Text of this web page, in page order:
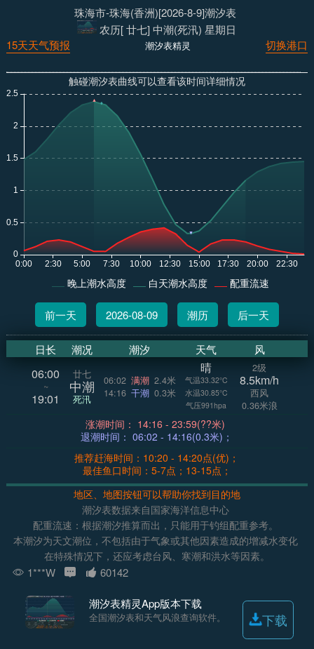
珠海市-珠海(香洲)[2026-8-9]潮汐表
农历[ 廿七] 中潮(死汛) 星期日
切换港口
潮汐表精灵
15天天气预报
触碰潮汐表曲线可以查看该时间详细情况
晚上潮水高度 白天潮水高度 配重流速
前一天 2026-08-09 潮历 后一天
日长 潮况 潮汐 天气 风
06:00
~
19:01
廿七
中潮
死汛
06:02 满潮 2.4米
14:16 干潮 0.3米
晴
气温33.32°C
水温30.85°C
气压991hpa
2级
8.5km/h
西风
0.36米浪
涨潮时间： 14:16 - 23:59(??米)
退潮时间： 06:02 - 14:16(0.3米)；
推荐赶海时间：10:20 - 14:20点(优)；
最佳鱼口时间：5-7点；13-15点；
地区、地图按钮可以帮助你找到目的地
潮汐表数据来自国家海洋信息中心
配重流速：根据潮汐推算而出，只能用于钓组配重参考。
本潮汐为天文潮位，不包括由于气象或其他因素造成的增减水变化
在特殊情况下，还应考虑台风、寒潮和洪水等因素。
1***W 60142
潮汐表精灵App版本下载
全国潮汐表和天气风浪查询软件。 下载